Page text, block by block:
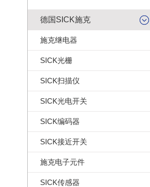
德国SICK施克
施克继电器
SICK光栅
SICK扫描仪
SICK光电开关
SICK编码器
SICK接近开关
施克电子元件
SICK传感器